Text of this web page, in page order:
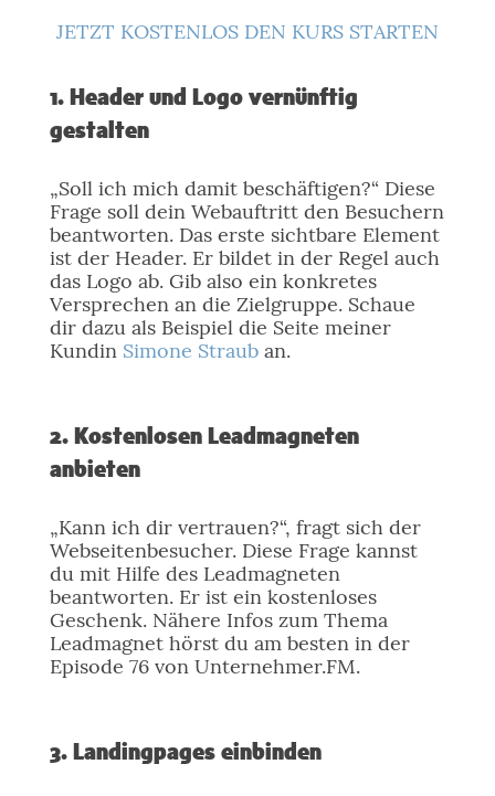
JETZT KOSTENLOS DEN KURS STARTEN
1. Header und Logo vernünftig
gestalten
„Soll ich mich damit beschäftigen?“ Diese
Frage soll dein Webauftritt den Besuchern
beantworten. Das erste sichtbare Element
ist der Header. Er bildet in der Regel auch
das Logo ab. Gib also ein konkretes
Versprechen an die Zielgruppe. Schaue
dir dazu als Beispiel die Seite meiner
Kundin Simone Strauban.
2. Kostenlosen Leadmagneten
anbieten
„Kann ich dir vertrauen?“, fragt sich der
Webseitenbesucher. Diese Frage kannst
du mit Hilfe des Leadmagneten
beantworten. Er ist ein kostenloses
Geschenk. Nähere Infos zum Thema
Leadmagnet hörst du am besten in der
Episode 76 von Unternehmer.FM.
3. Landingpages einbinden